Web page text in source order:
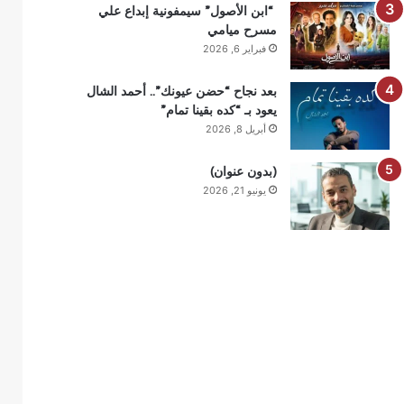
“ابن الأصول” سيمفونية إبداع علي
مسرح ميامي
فبراير 6, 2026
بعد نجاح “حضن عيونك”.. أحمد الشال
يعود بـ “كده بقينا تمام”
أبريل 8, 2026
(بدون عنوان)
يونيو 21, 2026